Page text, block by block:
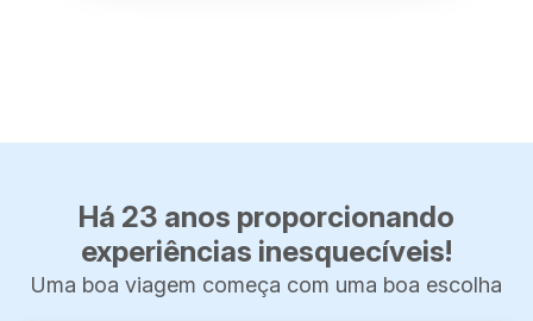
Há 23 anos proporcionando
experiências inesquecíveis!
Uma boa viagem começa com uma boa escolha